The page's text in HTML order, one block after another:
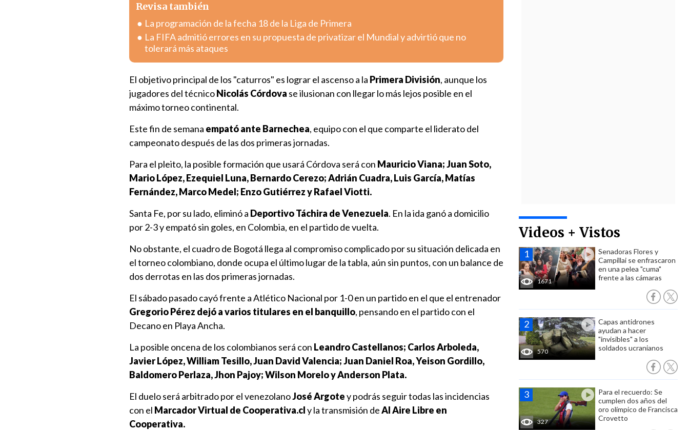
Videos + Vistos
1671
Senadoras Flores y
Campillai se enfrascaron
en una pelea "cuma"
frente a las cámaras
570
Capas antidrones
ayudan a hacer
"invisibles" a los
soldados ucranianos
327
Para el recuerdo: Se
cumplen dos años del
oro olímpico de Francisca
Crovetto
Revisa también
La programación de la fecha 18 de la Liga de Primera
La FIFA admitió errores en su propuesta de privatizar el Mundial y advirtió que no
tolerará más ataques
El objetivo principal de los "caturros" es lograr el ascenso a la Primera División, aunque los
jugadores del técnicoNicolás Córdova se ilusionan con llegar lo más lejos posible en el
máximo torneo continental.
Este fin de semana empató ante Barnechea, equipo con el que comparte el liderato del
campeonato después de las dos primeras jornadas.
Para el pleito, la posible formación que usará Córdova será con Mauricio Viana; Juan Soto,
Mario López, Ezequiel Luna, Bernardo Cerezo; Adrián Cuadra, Luis García, Matías
Fernández, Marco Medel; Enzo Gutiérrez y Rafael Viotti.
Santa Fe, por su lado, eliminó a Deportivo Táchira de Venezuela. En la ida ganó a domicilio
por 2-3 y empató sin goles, en Colombia, en el partido de vuelta.
No obstante, el cuadro de Bogotá llega al compromiso complicado por su situación delicada en
el torneo colombiano, donde ocupa el último lugar de la tabla, aún sin puntos, con un balance de
dos derrotas en las dos primeras jornadas.
El sábado pasado cayó frente a Atlético Nacional por 1-0 en un partido en el que el entrenador
Gregorio Pérez dejó a varios titulares en el banquillo, pensando en el partido con el
Decano en Playa Ancha.
La posible oncena de los colombianos será con Leandro Castellanos; Carlos Arboleda,
Javier López, William Tesillo, Juan David Valencia; Juan Daniel Roa, Yeison Gordillo,
Baldomero Perlaza, Jhon Pajoy; Wilson Morelo y Anderson Plata.
El duelo será arbitrado por el venezolanoJosé Argotey podrás seguir todas las incidencias
con el Marcador Virtual de Cooperativa.cly la transmisión deAl Aire Libre en
Cooperativa.